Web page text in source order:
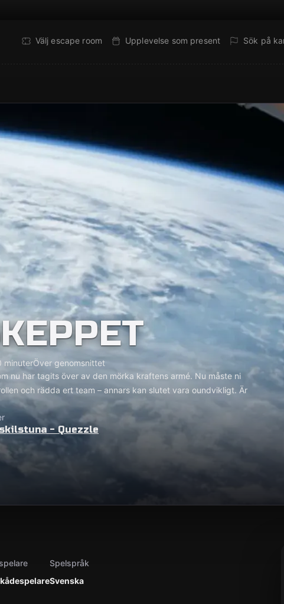
Välj escape room Upplevelse som present Sök på
minuterÖver genomsnittet
nu har tagits över av den mörka kraftens armé. Nu måste ni
och rädda ert team – annars kan slutet vara oundvikligt. Är
- Quezzle
Svenska
Spelspråk